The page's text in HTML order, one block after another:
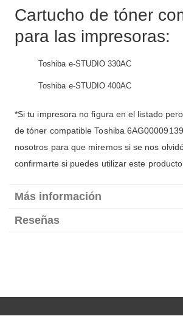
Cartucho de tóner
para las impresoras:
Toshiba e-STUDIO 330AC
Toshiba e-STUDIO 400AC
*Si tu impresora no figura en el listado
de tóner compatible Toshiba
nosotros para que miremos si se nos
confirmarte si puedes utilizar este
Más información
Reseñas